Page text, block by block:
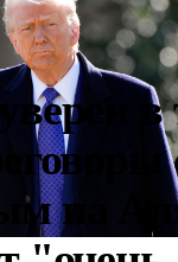
в
на